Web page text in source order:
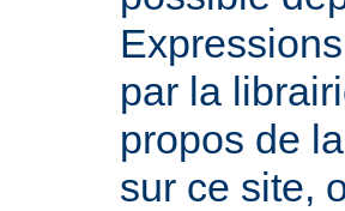
par la
propos de
sur ce site,